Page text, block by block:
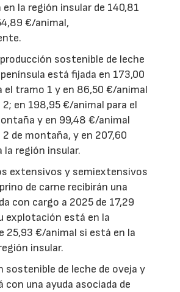
la región insular de 140,81
€/animal,
producción sostenible de leche
está fijada en 173,00
el tramo 1 y en 86,50 €/animal
en 198,95 €/animal para el
y en 99,48 €/animal
de montaña, y en 207,60
la región insular.
extensivos y semiextensivos
de carne recibirán una
con cargo a 2025 de 17,29
explotación está en la
25,93 €/animal si está en la
insular.
sostenible de leche de oveja y
con una ayuda asociada de